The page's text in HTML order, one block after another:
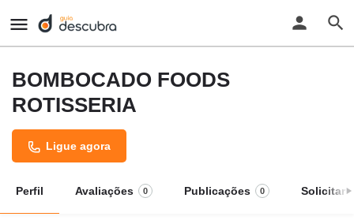
BOMBOCADO FOODS
ROTISSERIA
Ligue agora
Perfil Avaliações 0 Publicações 0 Solicitar